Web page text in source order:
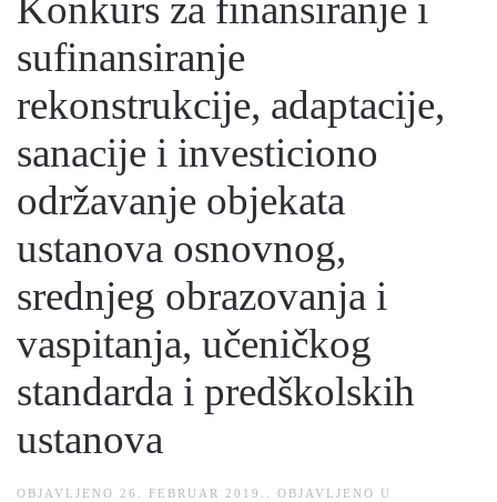
Konkurs za finansiranje i
sufinansiranje
rekonstrukcije, adaptacije,
sanacije i investiciono
održavanje objekata
ustanova osnovnog,
srednjeg obrazovanja i
vaspitanja, učeničkog
standarda i predškolskih
ustanova
OBJAVLJENO 26. FEBRUAR 2019.
. OBJAVLJENO U